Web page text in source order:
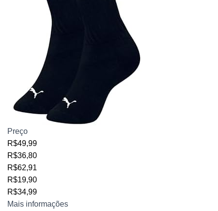
Preço
R$49,99
R$36,80
R$62,91
R$19,90
R$34,99
Mais informações